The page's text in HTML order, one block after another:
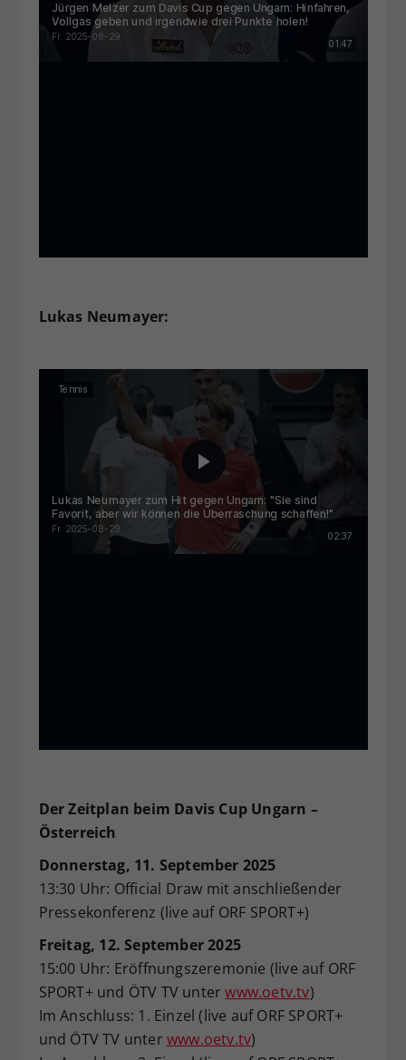
Lukas Neumayer:
Der Zeitplan beim Davis Cup Ungarn –
Österreich
Donnerstag, 11. September 2025
13:30 Uhr: Official Draw mit anschließender
Pressekonferenz (live auf ORF SPORT+)
Freitag, 12. September 2025
15:00 Uhr: Eröffnungszeremonie (live auf ORF
SPORT+ und ÖTV TV unterwww.oetv.tv)
Im Anschluss: 1. Einzel (live auf ORF SPORT+
und ÖTV TV unter www.oetv.tv)